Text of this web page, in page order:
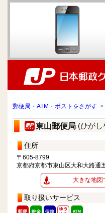
郵便局・ATM・ポストをさがす >
東山郵便局 (ひが
住所
〒605-8799
京都府京都市東山区大和大路通
大きな地図
取り扱いサービス